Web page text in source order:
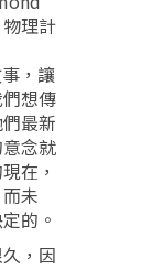
理計
，讓
想傳
最新
念就
在，
未
的。
，因